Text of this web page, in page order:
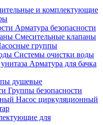
и комплектующие
Арматура безопасности
Смесительные клапаны
группы
Системы очистки воды
Арматура для бачка
душевые
Группы безопасности
Насос циркуляционный